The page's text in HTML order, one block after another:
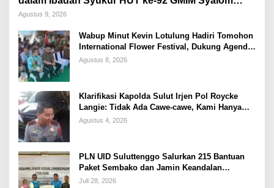
Molas
Agustus 9, 2026
Wabup Minut Kevin Lotulung Hadiri Tomohon
International Flower Festival, Dukung Agenda
Pariwisata Nasional
Agustus 8, 2026
Klarifikasi Kapolda Sulut Irjen Pol Roycke
Langie: Tidak Ada Cawe-cawe, Kami Hanya
Jalankan Perintah Undang-Undang
Agustus 4, 2026
PLN UID Suluttenggo Salurkan 215 Bantuan
Paket Sembako dan Jamin Keandalan
Kelistrikan Pasca Bencana di Tamako
Juli 28, 2026